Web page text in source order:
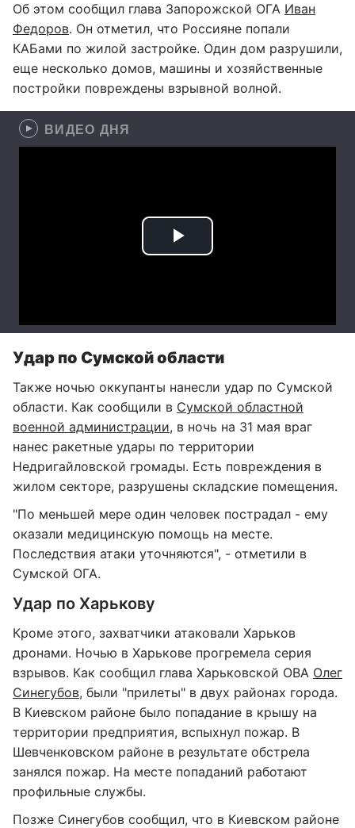
Об этом сообщил глава Запорожской ОГА Иван
Федоров. Он отметил, что Россияне попали
КАБами по жилой застройке. Один дом разрушили,
еще несколько домов, машины и хозяйственные
постройки повреждены взрывной волной.
ВИДЕО ДНЯ
Удар по Сумской области
Также ночью оккупанты нанесли удар по Сумской
области. Как сообщили в Сумской областной
военной администрации, в ночь на 31 мая враг
нанес ракетные удары по территории
Недригайловской громады. Есть повреждения в
жилом секторе, разрушены складские помещения.
"По меньшей мере один человек пострадал - ему
оказали медицинскую помощь на месте.
Последствия атаки уточняются", - отметили в
Сумской ОГА.
Удар по Харькову
Кроме этого, захватчики атаковали Харьков
дронами. Ночью в Харькове прогремела серия
взрывов. Как сообщил глава Харьковской ОВА Олег
Синегубов, были "прилеты" в двух районах города.
В Киевском районе было попадание в крышу на
территории предприятия, вспыхнул пожар. В
Шевченковском районе в результате обстрела
занялся пожар. На месте попаданий работают
профильные службы.
Позже Синегубов сообщил, что в Киевском районе